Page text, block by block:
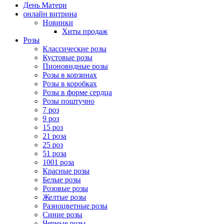
День Матери
онлайн витрина
Новинки
Хиты продаж
Розы
Классические розы
Кустовые розы
Пионовидные розы
Розы в корзинах
Розы в коробках
Розы в форме сердца
Розы поштучно
7 роз
9 роз
15 роз
21 роза
25 роз
51 роза
1001 роза
Красные розы
Белые розы
Розовые розы
Желтые розы
Разноцветные розы
Синие розы